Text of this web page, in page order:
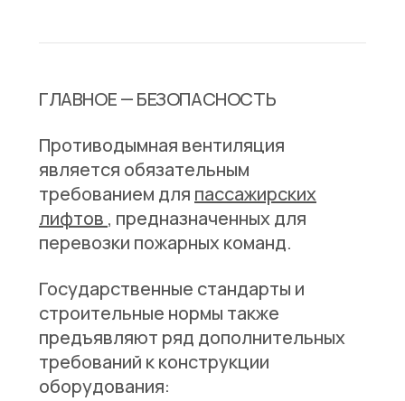
ГЛАВНОЕ — БЕЗОПАСНОСТЬ
Противодымная вентиляция
является обязательным
требованием для пассажирских
лифтов , предназначенных для
перевозки пожарных команд.
Государственные стандарты и
строительные нормы также
предъявляют ряд дополнительных
требований к конструкции
оборудования: